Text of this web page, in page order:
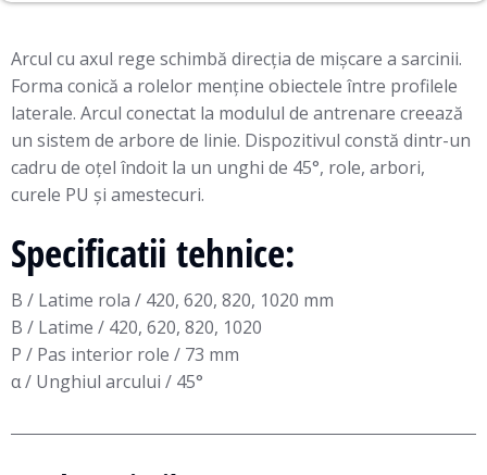
Arcul cu axul rege schimbă direcția de mișcare a sarcinii.
Forma conică a rolelor menține obiectele între profilele
laterale. Arcul conectat la modulul de antrenare creează
un sistem de arbore de linie. Dispozitivul constă dintr-un
cadru de oțel îndoit la un unghi de 45°, role, arbori,
curele PU și amestecuri.
Specificatii tehnice:
B / Latime rola / 420, 620, 820, 1020 mm
B / Latime / 420, 620, 820, 1020
P / Pas interior role / 73 mm
α / Unghiul arcului / 45°